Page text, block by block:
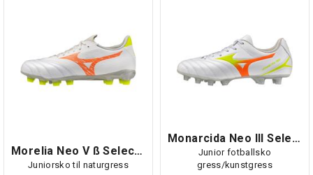
Morelia Neo V ß Select Jr
Juniorsko til naturgress
Monarcida Neo III Select Jr
Junior fotballsko
gress/kunstgress